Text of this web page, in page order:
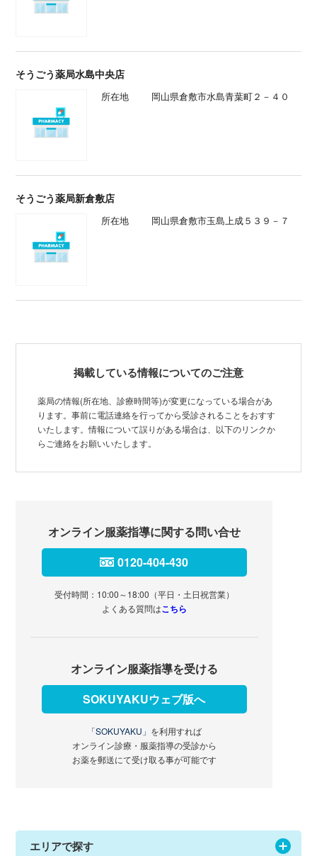
そうごう薬局水島中央店
所在地 岡山県倉敷市水島青葉町２－４０
そうごう薬局新倉敷店
所在地 岡山県倉敷市玉島上成５３９－７
掲載している情報についてのご注意
薬局の情報(所在地、診療時間等)が変更になっている場合があ
ります。事前に電話連絡を行ってから受診されることをおすす
いたします。情報について誤りがある場合は、以下のリンクか
らご連絡をお願いいたします。
オンライン服薬指導に関する問い合せ
0120-404-430
受付時間：10:00～18:00（平日・土日祝営業）
よくある質問はこちら
オンライン服薬指導を受ける
SOKUYAKUウェブ版へ
「SOKUYAKU」 を利用すれば
オンライン診療・服薬指導の受診から
お薬を郵送にて受け取る事が可能です
エリアで探す